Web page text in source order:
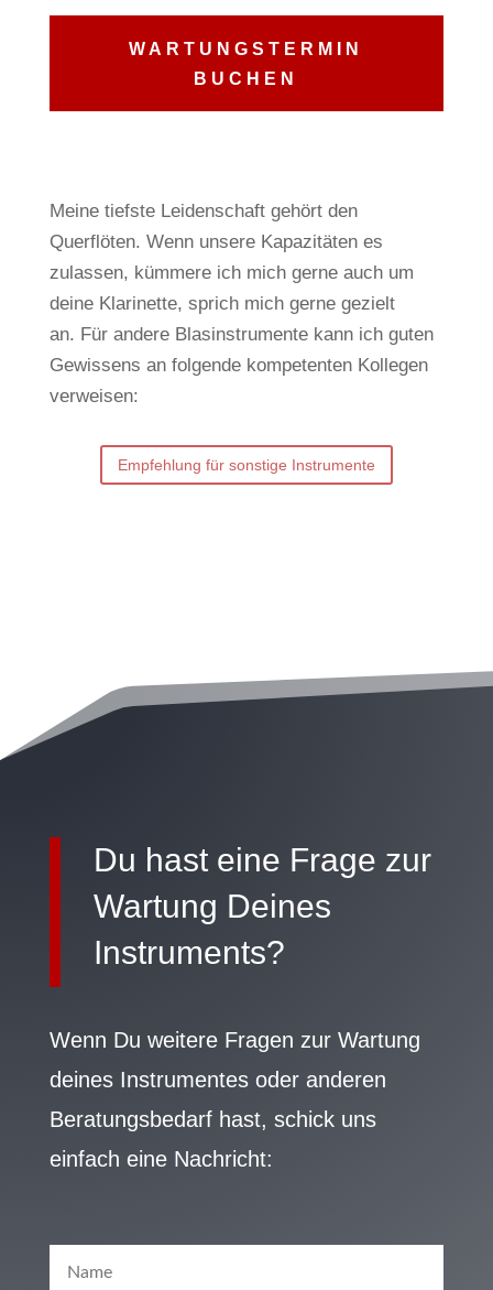
WARTUNGSTERMIN
BUCHEN
Meine tiefste Leidenschaft gehört den
Querflöten. Wenn unsere Kapazitäten es
zulassen, kümmere ich mich gerne auch um
deine Klarinette, sprich mich gerne gezielt
an. Für andere Blasinstrumente kann ich guten
Gewissens an folgende kompetenten Kollegen
verweisen:
Empfehlung für sonstige Instrumente
Du hast eine Frage zur
Wartung Deines
Instruments?
Wenn Du weitere Fragen zur Wartung
deines Instrumentes oder anderen
Beratungsbedarf hast, schick uns
einfach eine Nachricht: